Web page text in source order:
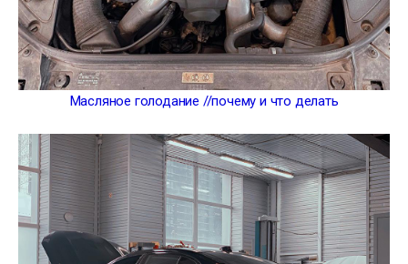
Масляное голодание //почему и что делать